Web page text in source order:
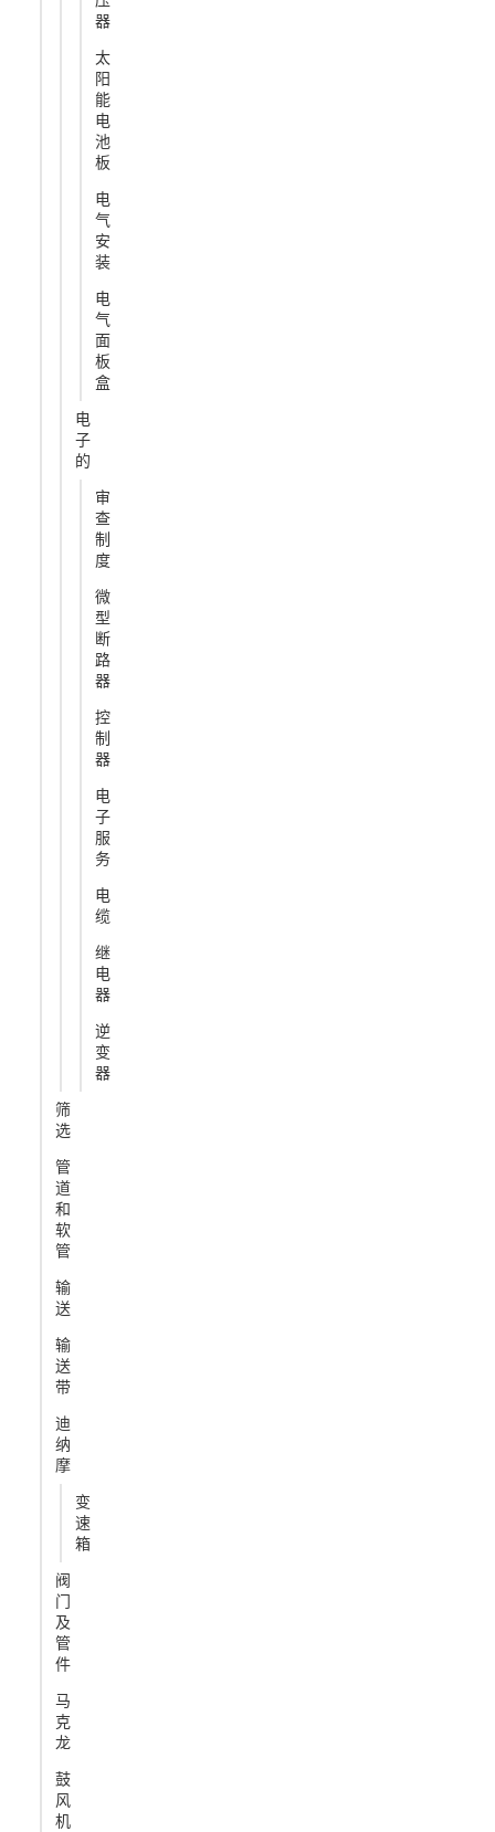
器
太
阳
能
电
池
板
电
气
安
装
电
气
面
板
盒
电
子
的
审
查
制
度
微
型
断
路
器
控
制
器
电
子
服
务
电
缆
继
电
器
逆
变
器
筛
选
管
道
和
软
管
输
送
输
送
带
迪
纳
摩
变
速
箱
阀
门
及
管
件
马
克
龙
鼓
风
机